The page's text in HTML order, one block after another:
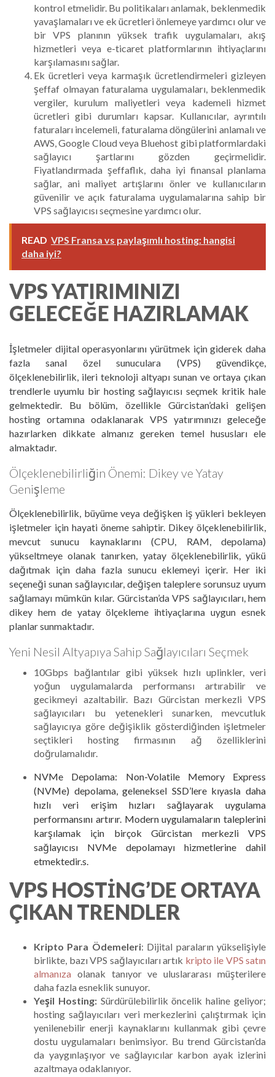
kontrol etmelidir. Bu politikaları anlamak, beklenmedik
yavaşlamaları ve ek ücretleri önlemeye yardımcı olur ve
bir VPS planının yüksek trafik uygulamaları, akış
hizmetleri veya e-ticaret platformlarının ihtiyaçlarını
karşılamasını sağlar.
Ek ücretleri veya karmaşık ücretlendirmeleri gizleyen
şeffaf olmayan faturalama uygulamaları, beklenmedik
vergiler, kurulum maliyetleri veya kademeli hizmet
ücretleri gibi durumları kapsar. Kullanıcılar, ayrıntılı
faturaları incelemeli, faturalama döngülerini anlamalı ve
AWS, Google Cloud veya Bluehost gibi platformlardaki
sağlayıcı şartlarını gözden geçirmelidir.
Fiyatlandırmada şeffaflık, daha iyi finansal planlama
sağlar, ani maliyet artışlarını önler ve kullanıcıların
güvenilir ve açık faturalama uygulamalarına sahip bir
VPS sağlayıcısı seçmesine yardımcı olur.
READ VPS Fransa vs paylaşımlı hosting: hangisi
daha iyi?
VPS YATIRIMINIZI
GELECEĞE HAZIRLAMAK
İşletmeler dijital operasyonlarını yürütmek için giderek daha
fazla sanal özel sunuculara (VPS) güvendikçe,
ölçeklenebilirlik, ileri teknoloji altyapı sunan ve ortaya çıkan
trendlerle uyumlu bir hosting sağlayıcısı seçmek kritik hale
gelmektedir. Bu bölüm, özellikle Gürcistan’daki gelişen
hosting ortamına odaklanarak VPS yatırımınızı geleceğe
hazırlarken dikkate almanız gereken temel hususları ele
almaktadır.
Ölçeklenebilirliğin Önemi: Dikey ve Yatay
Genişleme
Ölçeklenebilirlik, büyüme veya değişken iş yükleri bekleyen
işletmeler için hayati öneme sahiptir. Dikey ölçeklenebilirlik,
mevcut sunucu kaynaklarını (CPU, RAM, depolama)
yükseltmeye olanak tanırken, yatay ölçeklenebilirlik, yükü
dağıtmak için daha fazla sunucu eklemeyi içerir. Her iki
seçeneği sunan sağlayıcılar, değişen taleplere sorunsuz uyum
sağlamayı mümkün kılar. Gürcistan’da VPS sağlayıcıları, hem
dikey hem de yatay ölçekleme ihtiyaçlarına uygun esnek
planlar sunmaktadır.
Yeni Nesil Altyapıya Sahip Sağlayıcıları Seçmek
10Gbps bağlantılar gibi yüksek hızlı uplinkler, veri
yoğun uygulamalarda performansı artırabilir ve
gecikmeyi azaltabilir. Bazı Gürcistan merkezli VPS
sağlayıcıları bu yetenekleri sunarken, mevcutluk
sağlayıcıya göre değişiklik gösterdiğinden işletmeler
seçtikleri hosting firmasının ağ özelliklerini
doğrulamalıdır.
NVMe Depolama: Non-Volatile Memory Express
(NVMe) depolama, geleneksel SSD’lere kıyasla daha
hızlı veri erişim hızları sağlayarak uygulama
performansını artırır. Modern uygulamaların taleplerini
karşılamak için birçok Gürcistan merkezli VPS
sağlayıcısı NVMe depolamayı hizmetlerine dahil
etmektedir.s.
VPS HOSTING’DE ORTAYA
ÇIKAN TRENDLER
Kripto Para Ödemeleri: Dijital paraların yükselişiyle
birlikte, bazı VPS sağlayıcıları artık kripto ile VPS satın
almanıza olanak tanıyor ve uluslararası müşterilere
daha fazla esneklik sunuyor.
Yeşil Hosting:Sürdürülebilirlik öncelik haline geliyor;
hosting sağlayıcıları veri merkezlerini çalıştırmak için
yenilenebilir enerji kaynaklarını kullanmak gibi çevre
dostu uygulamaları benimsiyor. Bu trend Gürcistan’da
da yaygınlaşıyor ve sağlayıcılar karbon ayak izlerini
azaltmaya odaklanıyor.